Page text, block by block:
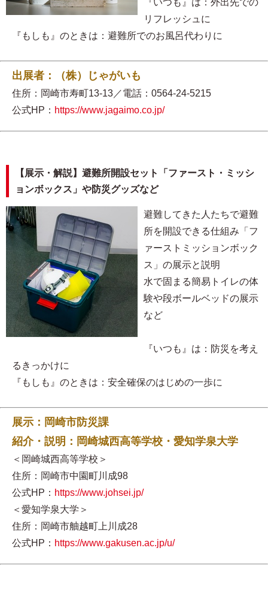
『いつも』は：外出先での
リフレッシュに
『もしも』のときは：避難所でのお風呂代わりに
出展者：（株）じゃがいも
住所：岡崎市寿町13-13／電話：0564-24-5215
公式HP： https://www.jagaimo.co.jp/
【展示・解説】避難所開設セット「ファースト・ミッシ
ョンボックス」や防災グッズなど
避難してきた人たちで避難
所を開設できる仕組み「フ
ァーストミッションボック
ス」の展示と説明
水で固まる簡易トイレの体
験や段ボールベッドの展示
など
『いつも』は：防災を考え
るきっかけに
『もしも』のときは：安全確保のはじめの一歩に
展示：岡崎市防災課
紹介・説明：岡崎城西高等学校・愛知学泉大学
＜岡崎城西高等学校＞
住所：岡崎市中園町川成98
公式HP： https://www.johsei.jp/
＜愛知学泉大学＞
住所：岡崎市舳越町上川成28
公式HP： https://www.gakusen.ac.jp/u/